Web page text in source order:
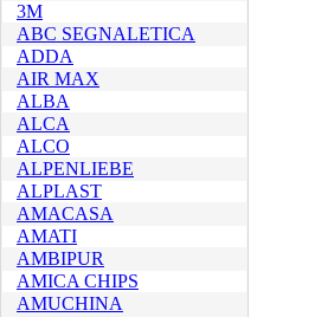
3M
ABC SEGNALETICA
ADDA
AIR MAX
ALBA
ALCA
ALCO
ALPENLIEBE
ALPLAST
AMACASA
AMATI
AMBIPUR
AMICA CHIPS
AMUCHINA